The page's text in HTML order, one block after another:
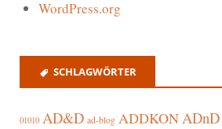
WordPress.org
SCHLAGWÖRTER
01010 AD&D ad-blog ADDKONADnD